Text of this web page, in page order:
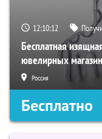
12:10:11
Бесплатная
ювелирных
Россия
Бесплатно